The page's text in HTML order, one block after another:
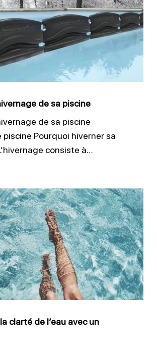
de sa piscine
de sa piscine
piscine Pourquoi hiverner sa
consiste à…
clarté de l’eau avec un